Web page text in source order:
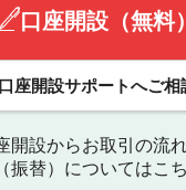
口座開設（無料）
口座開設サポートへご相
開設からお取引の流
振替）についてはこ